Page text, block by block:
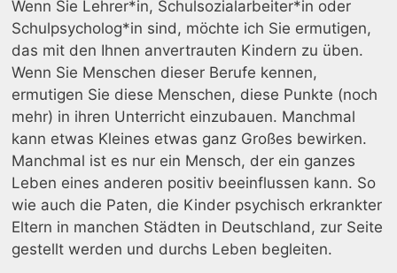
Wenn Sie Lehrer*in, Schulsozialarbeiter*in oder
Schulpsycholog*in sind, möchte ich Sie ermutigen,
das mit den Ihnen anvertrauten Kindern zu üben.
Wenn Sie Menschen dieser Berufe kennen,
ermutigen Sie diese Menschen, diese Punkte (noch
mehr) in ihren Unterricht einzubauen. Manchmal
kann etwas Kleines etwas ganz Großes bewirken.
Manchmal ist es nur ein Mensch, der ein ganzes
Leben eines anderen positiv beeinflussen kann. So
wie auch die Paten, die Kinder psychisch erkrankter
Eltern in manchen Städten in Deutschland, zur Seite
gestellt werden und durchs Leben begleiten.